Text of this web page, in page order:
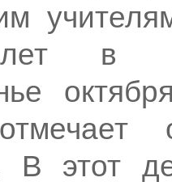
в
В этот